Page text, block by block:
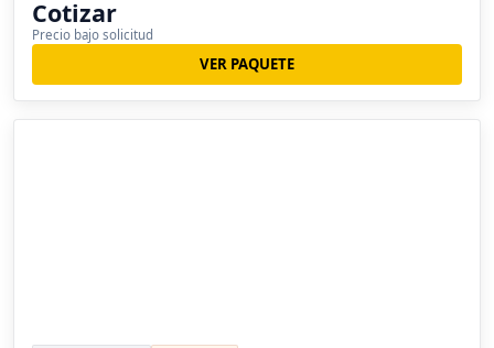
Cotizar
Precio bajo solicitud
VER PAQUETE